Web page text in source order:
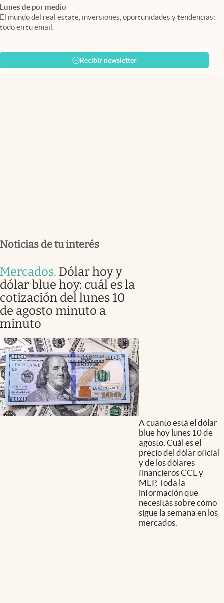
Lunes de por medio
El mundo del real estate, inversiones, oportunidades y tendencias:
todo en tu email.
Recibir newsletter
Noticias de tu interés
Mercados. Dólar hoy y
dólar blue hoy: cuál es la
cotización del lunes 10
de agosto minuto a
minuto
A cuánto está el dólar
blue hoy lunes 10 de
agosto. Cuál es el
precio del dólar oficial
y de los dólares
financieros CCL y
MEP. Toda la
información que
necesitás sobre cómo
sigue la semana en los
mercados.